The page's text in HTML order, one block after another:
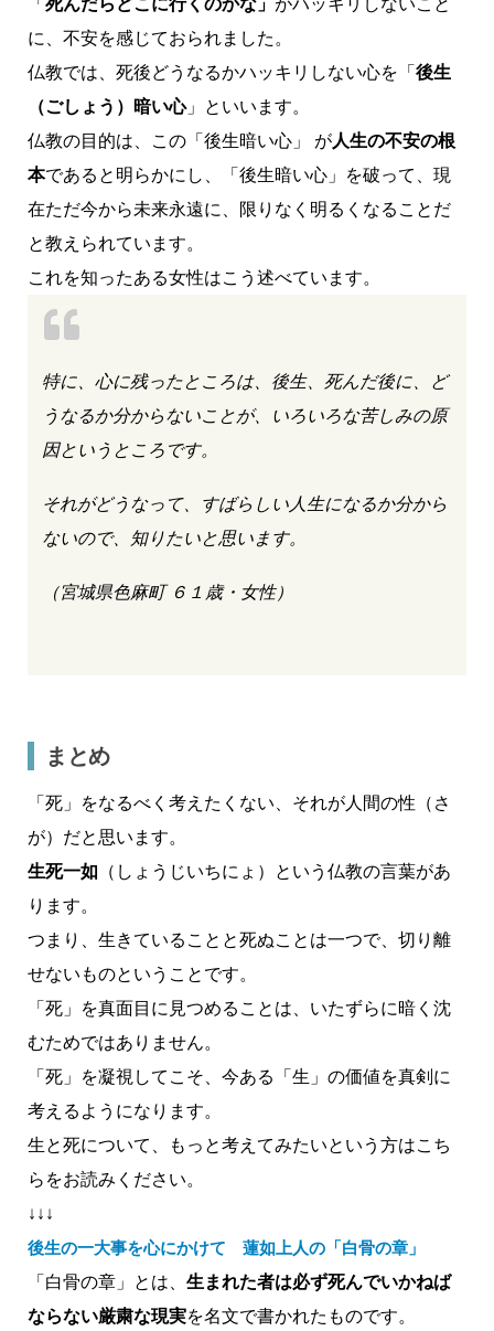
に、不安を感じておられました。
仏教では、死後どうなるかハッキリしない心を「 後生
（ごしょう）暗い心」といいます。
仏教の目的は、この「後生暗い心」 が人生の不安の根
本であると明らかにし、「後生暗い心」を破って、現
在ただ今から未来永遠に、限りなく明るくなることだ
と教えられています。
これを知ったある女性はこう述べています。
特に、心に残ったところは、後生、死んだ後に、ど
うなるか分からないことが、いろいろな苦しみの原
因というところです。
それがどうなって、すばらしい人生になるか分から
ないので、知りたいと思います。
（宮城県色麻町 ６１歳・女性）
まとめ
「死」をなるべく考えたくない、それが人間の性（さ
が）だと思います。
生死一如 （しょうじいちにょ）という仏教の言葉があ
ります。
つまり、生きていることと死ぬことは一つで、切り離
せないものということです。
「死」を真面目に見つめることは、いたずらに暗く沈
むためではありません。
「死」を凝視してこそ、今ある「生」の価値を真剣に
考えるようになります。
生と死について、もっと考えてみたいという方はこち
らをお読みください。
↓↓↓
後生の一大事を心にかけて 蓮如上人の「白骨の章」
「白骨の章」とは、 生まれた者は必ず死んでいかねば
ならない厳粛な現実を名文で書かれたものです。